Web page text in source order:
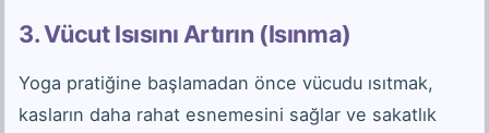
3. Vücut Isısını Artırın (Isınma)
Yoga pratiğine başlamadan önce vücudu ısıtmak,
kasların daha rahat esnemesini sağlar ve sakatlık